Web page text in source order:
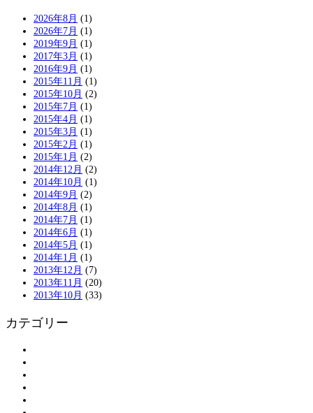
2026年8月 (1)
2026年7月 (1)
2019年9月 (1)
2017年3月 (1)
2016年9月 (1)
2015年11月 (1)
2015年10月 (2)
2015年7月 (1)
2015年4月 (1)
2015年3月 (1)
2015年2月 (1)
2015年1月 (2)
2014年12月 (2)
2014年10月 (1)
2014年9月 (2)
2014年8月 (1)
2014年7月 (1)
2014年6月 (1)
2014年5月 (1)
2014年1月 (1)
2013年12月 (7)
2013年11月 (20)
2013年10月 (33)
カテゴリー